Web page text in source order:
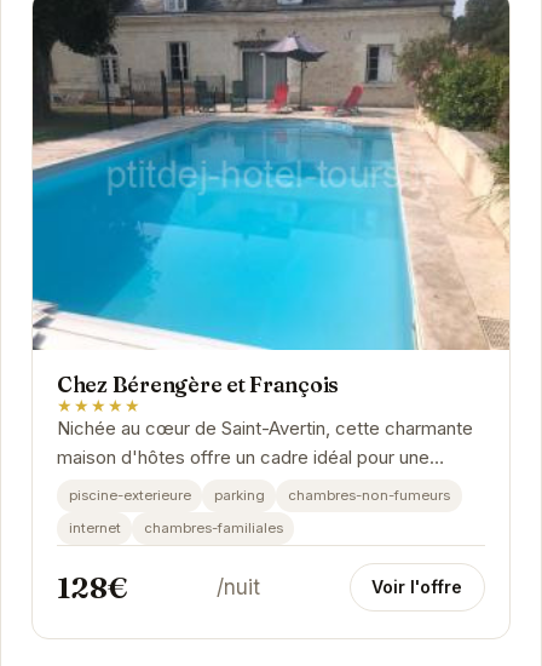
Chez Bérengère et François
★★★★★
Nichée au cœur de Saint-Avertin, cette charmante
maison d'hôtes offre un cadre idéal pour une
escapade relaxante. Avec un accueil chaleureux
piscine-exterieure parking
chambres-non-fumeurs
internet
chambres-familiales
128€ /nuit Voir l'offre